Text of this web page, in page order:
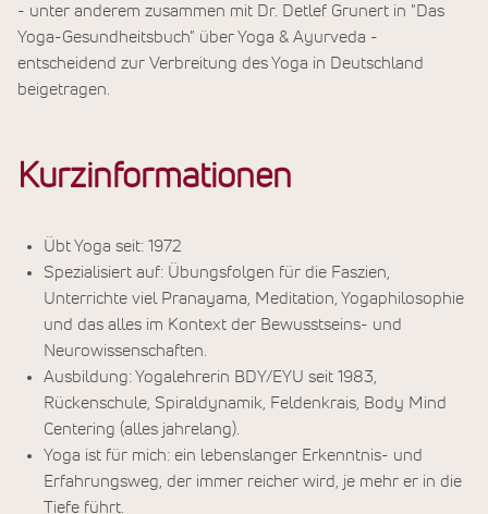
- unter anderem zusammen mit Dr. Detlef Grunert in "Das
Yoga-Gesundheitsbuch" über Yoga & Ayurveda -
entscheidend zur Verbreitung des Yoga in Deutschland
beigetragen.
Kurzinformationen
Übt Yoga seit: 1972
Spezialisiert auf: Übungsfolgen für die Faszien,
Unterrichte viel Pranayama, Meditation, Yogaphilosophie
und das alles im Kontext der Bewusstseins- und
Neurowissenschaften.
Ausbildung: Yogalehrerin BDY/EYU seit 1983,
Rückenschule, Spiraldynamik, Feldenkrais, Body Mind
Centering (alles jahrelang).
Yoga ist für mich: ein lebenslanger Erkenntnis- und
Erfahrungsweg, der immer reicher wird, je mehr er in die
Tiefe führt.